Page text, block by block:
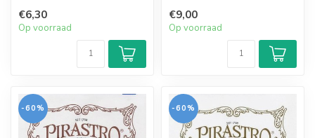
vio...
€6,30
Op voorraad
popul...
€9,00
Op voorraad
-60% -60%